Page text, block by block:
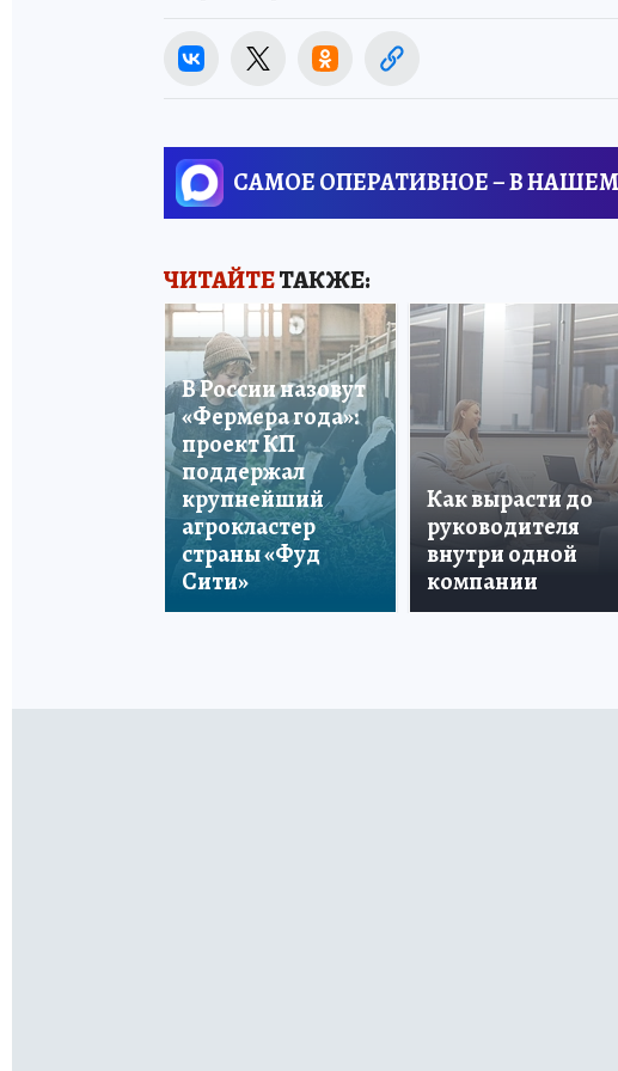
САМОЕ ОПЕРАТИВНОЕ – В НАШЕМ
ЧИТАЙТЕТАКЖЕ:
В России назовут
«Фермера года»:
проект КП
поддержал
крупнейший
агрокластер
страны «Фуд
Сити»
Как вырасти до
руководителя
внутри одной
компании